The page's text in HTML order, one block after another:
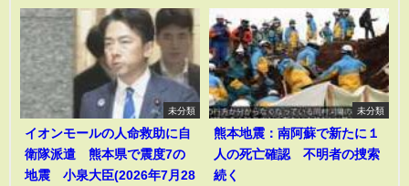
未分類
イオンモールの人命救助に自
衛隊派遣 熊本県で震度7の
地震 小泉大臣(2026年7月28
未分類
熊本地震：南阿蘇で新たに１
人の死亡確認 不明者の捜索
続く